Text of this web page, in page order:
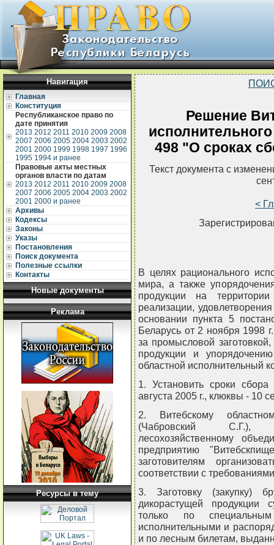
Навигация
Главная
Конституция
Республиканское право по
дате принятия
2013 2012 2011 2010 2009 2008
2007 2006 2005 2004 2003 2002
2001 2000 1999 1998 1997 1996
1995 1994 и ранее
Правовые акты местных
органов власти по датам
2013 2012 2011 2010 2009 2008
2007 2006 2005 2004 2003 2002
2001 2000 и ранее
Архивы
Кодексы
Законы
Указы
Постановления
Поиск документа
Полезные ссылки
Контакты
Новые документы
Реклама
Ресурсы в тему
Решение
498 "О сроках
Текст документа с
<
В целях рационального
мира, а также
продукции на
реализации,
основании пункта 5
Беларусь от 2 ноября 1998
за промысловой
продукции и
областной исполнительный
1. Установить сроки
августа 2005 г., клюквы - 10
2. Витебскому
(Чабровский С.Г.),
лесохозяйственному
предприятию
заготовителям
соответствии с
3. Заготовку (закупку)
дикорастущей продукции
только по
исполнительными и
и по лесным билетам,